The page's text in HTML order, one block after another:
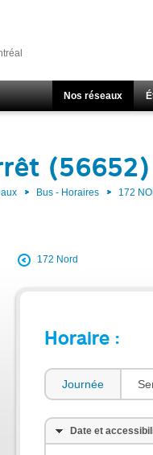
Nos réseaux
(56652)
Bus - Horaires 172
172 Nord
Horaire :
Journée
Date et